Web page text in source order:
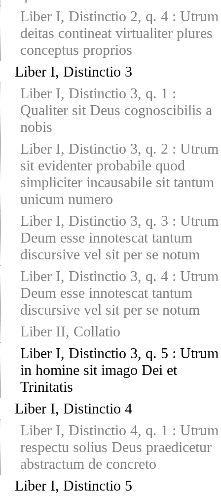
Liber I, Distinctio 2, q. 4 : Utrum
deitas contineat virtualiter plures
conceptus proprios
Liber I, Distinctio 3
Liber I, Distinctio 3, q. 1 :
Qualiter sit Deus cognoscibilis a
nobis
Liber I, Distinctio 3, q. 2 : Utrum
sit evidenter probabile quod
simpliciter incausabile sit tantum
unicum numero
Liber I, Distinctio 3, q. 3 : Utrum
Deum esse innotescat tantum
discursive vel sit per se notum
Liber I, Distinctio 3, q. 4 : Utrum
Deum esse innotescat tantum
discursive vel sit per se notum
Liber II, Collatio
Liber I, Distinctio 3, q. 5 : Utrum
in homine sit imago Dei et
Trinitatis
Liber I, Distinctio 4
Liber I, Distinctio 4, q. 1 : Utrum
respectu solius Deus praedicetur
abstractum de concreto
Liber I, Distinctio 5